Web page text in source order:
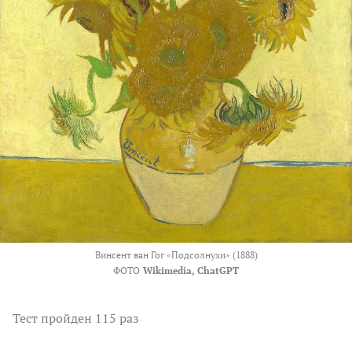
Винсент ван Гог «Подсолнухи» (1888)
ФОТО Wikimedia, ChatGPT
Тестпройден 115 раз